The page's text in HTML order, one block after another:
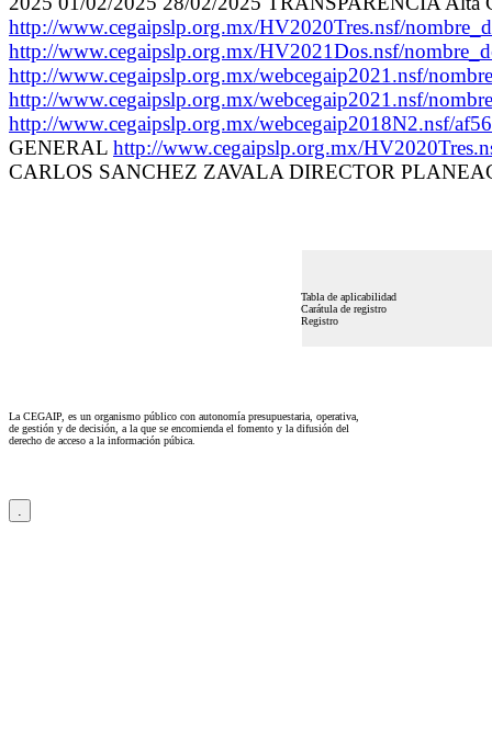
http://www.cegaipslp.org.mx/HV2020Tres.nsf/
http://www.cegaipslp.org.mx/HV2021Dos.nsf/
http://www.cegaipslp.org.mx/webcegaip2021.nsf/
http://www.cegaipslp.org.mx/webcegaip2021.nsf/
http://www.cegaipslp.org.mx/webcegaip2018N2.nsf/
GENERAL http://www.cegaipslp.org.mx/
CARLOS SANCHEZ ZAVALA DIRECTOR
Tabla de aplicabilidad
Carátula de registro
Registro
La CEGAIP, es un organismo público con autonomía presupuestaria, operativa,
de gestión y de decisión, a la que se encomienda el fomento y la difusión del
derecho de acceso a la información púbica.